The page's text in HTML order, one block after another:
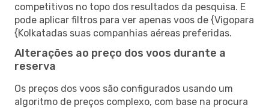
competitivos no topo dos resultados da pesquisa. E
pode aplicar filtros para ver apenas voos de {Vigopara
{Kolkatadas suas companhias aéreas preferidas.
Alterações ao preço dos voos durante a
reserva
Os preços dos voos são configurados usando um
algoritmo de preços complexo, com base na procura